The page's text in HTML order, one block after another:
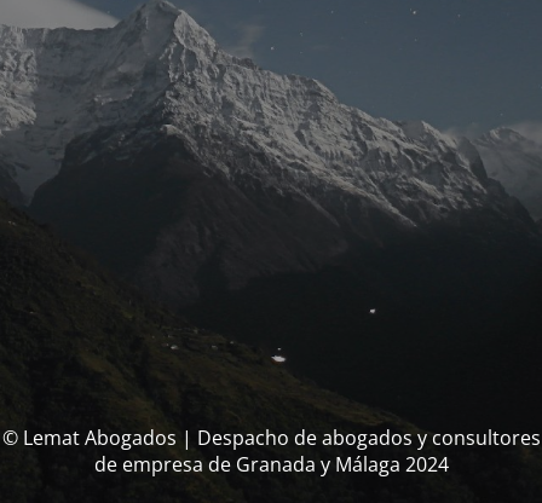
© Lemat Abogados | Despacho de abogados y consultores
de empresa de Granada y Málaga 2024